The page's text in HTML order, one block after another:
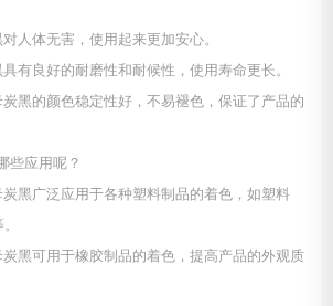
人体无害，使用起来更加安心。
有良好的耐磨性和耐候性，使用寿命更长。
黑的颜色稳定性好，不易褪色，保证了产品的
应用呢？
黑广泛应用于各种塑料制品的着色，如塑料
黑可用于橡胶制品的着色，提高产品的外观质